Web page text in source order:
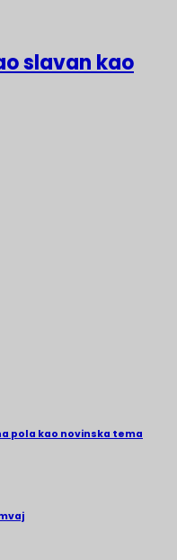
slavan kao
pola kao novinska tema